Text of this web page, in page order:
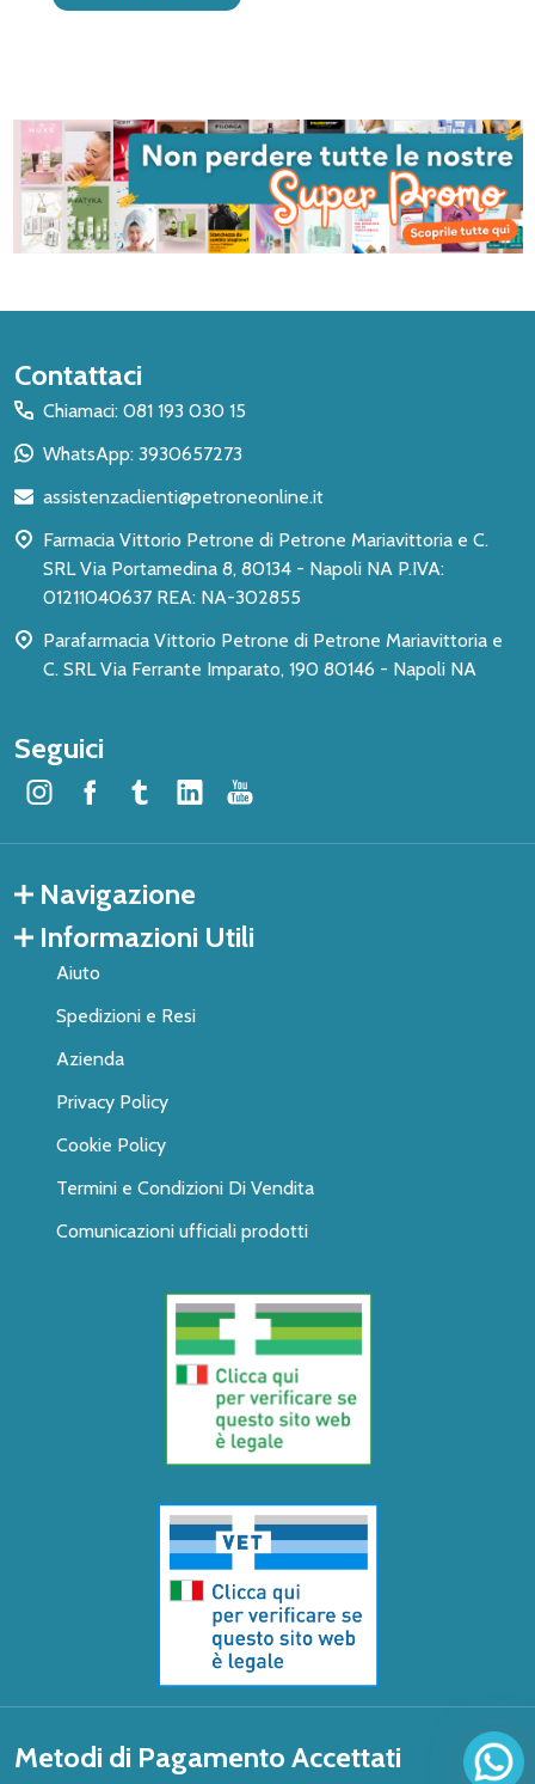
Inizio
del
piè
pagina
Contattaci
Chiamaci: 081 193 030 15
WhatsApp: 3930657273
assistenzaclienti@petroneonline.it
Farmacia Vittorio Petrone di Petrone Mariavittoria e C.
SRL Via Portamedina 8, 80134 - Napoli NA P.IVA:
01211040637 REA: NA-302855
Parafarmacia Vittorio Petrone di Petrone Mariavittoria e
C. SRL Via Ferrante Imparato, 190 80146 - Napoli NA
Seguici
Navigazione
Informazioni Utili
Aiuto
Spedizioni e Resi
Azienda
Privacy Policy
Cookie Policy
Termini e Condizioni Di Vendita
Comunicazioni ufficiali prodotti
Metodi di Pagamento Accettati